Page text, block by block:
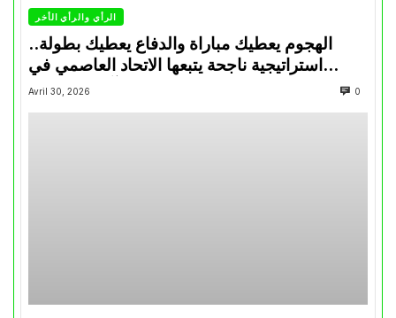
الرأي والرأي الأخر
الهجوم يعطيك مباراة والدفاع يعطيك بطولة..
استراتيجية ناجحة يتبعها الاتحاد العاصمي في
تتويجاته آخر السنوات
Avril 30, 2026 0